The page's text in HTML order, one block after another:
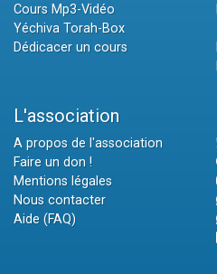
Cours Mp3-Vidéo
Yéchiva Torah-Box
Dédicacer un cours
L'association
A propos de l'association
Faire un don !
Mentions légales
Nous contacter
Aide (FAQ)